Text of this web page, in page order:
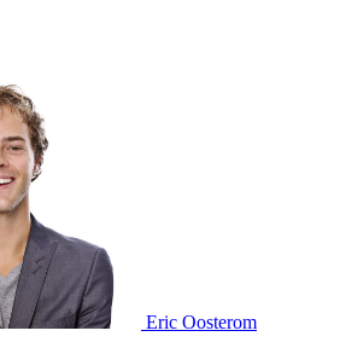
Eric Oosterom